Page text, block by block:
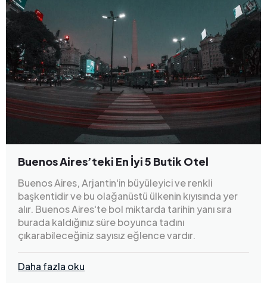
Buenos Aires’teki En İyi 5 Butik Otel
Buenos Aires, Arjantin'in büyüleyici ve renkli
başkentidir ve bu olağanüstü ülkenin kıyısında yer
alır. Buenos Aires'te bol miktarda tarihin yanı sıra
burada kaldığınız süre boyunca tadını
çıkarabileceğiniz sayısız eğlence vardır.
Daha fazla oku